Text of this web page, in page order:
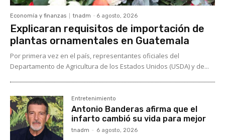
Economía y finanzas tnadm - 6 agosto, 2026
Explicaran requisitos de importación de
plantas ornamentales en Guatemala
Por primera vez en el país, representantes oficiales del
Departamento de Agricultura de los Estados Unidos (USDA) y de...
Entretenimiento
Antonio Banderas afirma que el
infarto cambió su vida para mejor
tnadm - 6 agosto, 2026